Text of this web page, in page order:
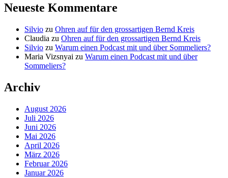
Neueste Kommentare
Silvio zu Ohren auf für den grossartigen Bernd Kreis
Claudia zu Ohren auf für den grossartigen Bernd Kreis
Silvio zu Warum einen Podcast mit und über Sommeliers?
Maria Vizsnyai zu Warum einen Podcast mit und über
Sommeliers?
Archiv
August 2026
Juli 2026
Juni 2026
Mai 2026
April 2026
März 2026
Februar 2026
Januar 2026